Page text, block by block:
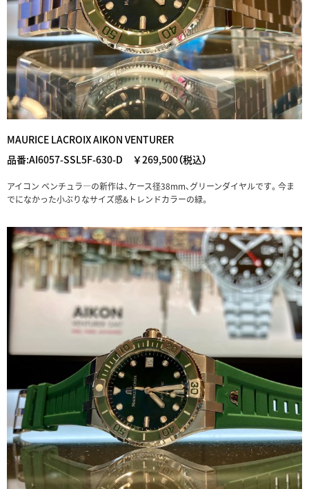
MAURICE LACROIX AIKON VENTURER
品番:AI6057-SSL5F-630-D ￥269,500（税込）
アイコン ベンチュラ―の新作は、ケース径38mm、グリーンダイヤルです。今ま
でになかった小ぶりなサイズ感&トレンドカラーの緑。